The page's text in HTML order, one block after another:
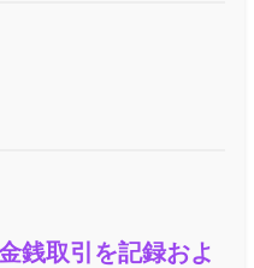
銭取引を記録およ